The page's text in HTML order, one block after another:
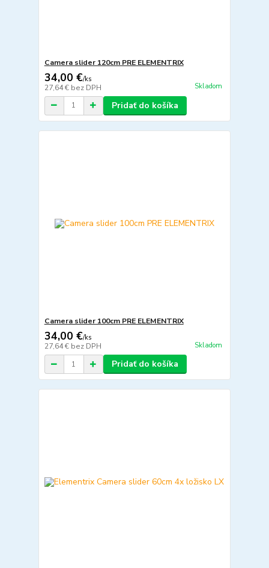
Camera slider 120cm PRE ELEMENTRIX
34,00 €/ks
27,64 € bez DPH Skladom
Pridať do košíka
Camera slider 100cm PRE ELEMENTRIX
34,00 €/ks
27,64 € bez DPH Skladom
Pridať do košíka